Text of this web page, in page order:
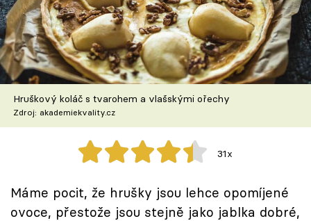
TV Program
Škola vaření
Recepty z TV
Speciál: Cuketa
Těhotnej kuchař
Sledujte prima+
Hruškový koláč s tvarohem a vlašskými ořechy
Zdroj: akademiekvality.cz
31x
Máme pocit, že hrušky jsou lehce opomíjené
ovoce, přestože jsou stejně jako jablka dobré,